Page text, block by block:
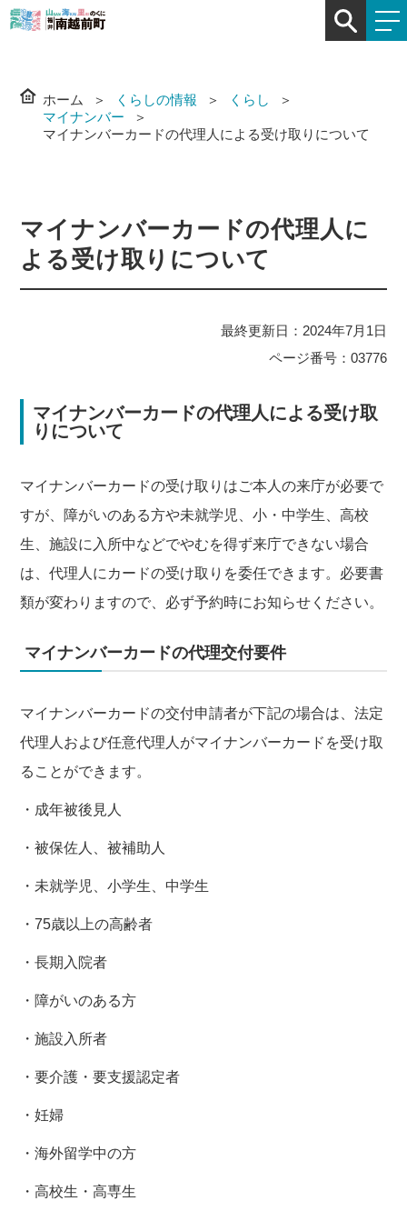
ホーム くらしの情報
くらし
マイナンバー
マイナンバーカードの代理人による受け取りについて
マイナンバーカードの代理人に
よる受け取りについて
最終更新日：2024年7月1日
ページ番号：03776
マイナンバーカードの代理人による受け取
りについて
マイナンバーカードの受け取りはご本人の来庁が必要で
すが、障がいのある方や未就学児、小・中学生、高校
生、施設に入所中などでやむを得ず来庁できない場合
は、代理人にカードの受け取りを委任できます。必要書
類が変わりますので、必ず予約時にお知らせください。
マイナンバーカードの代理交付要件
マイナンバーカードの交付申請者が下記の場合は、法定
代理人および任意代理人がマイナンバーカードを受け取
ることができます。
・成年被後見人
・被保佐人、被補助人
・未就学児、小学生、中学生
・75歳以上の高齢者
・長期入院者
・障がいのある方
・施設入所者
・要介護・要支援認定者
・妊婦
・海外留学中の方
・高校生・高専生